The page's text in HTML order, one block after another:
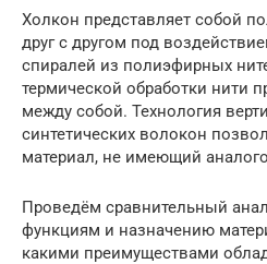
Холкон представляет собой
друг с другом под
спиралей из полиэфирных
термической обработки нити
между собой. Технология
синтетических волокон
материал, не имеющий
Проведём сравнительный
функциям и назначению
какими преимуществами